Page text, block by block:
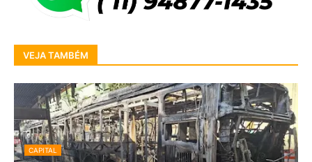
VEJA TAMBÉM
CAPITAL